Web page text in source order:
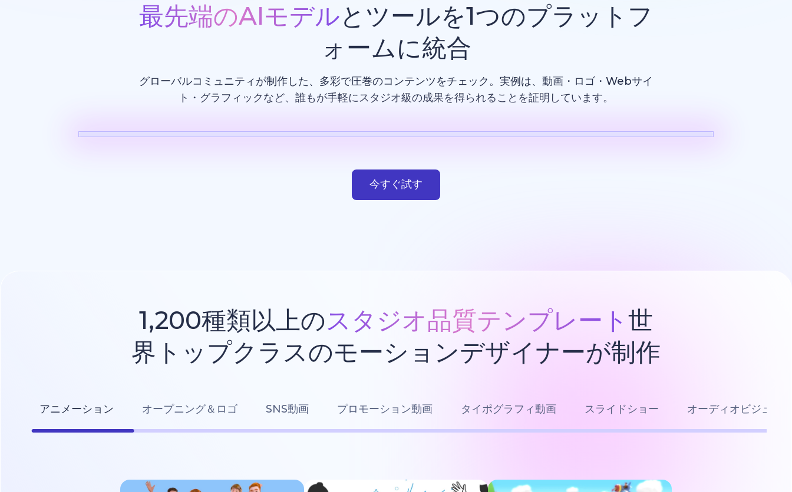
最先端のAIモデルとツールを1つのプラットフ
ォームに統合
グローバルコミュニティが制作した、多彩で圧巻のコンテンツをチェック。実例は、動画・ロゴ・Webサイ
ト・グラフィックなど、誰もが手軽にスタジオ級の成果を得られることを証明しています。
今すぐ試す
1,200種類以上のスタジオ品質テンプレート 世
界トップクラスのモーションデザイナーが制作
アニメーション オープニング＆ロゴ SNS動画 プロモーション動画 タイポグラフィ動画 スライドショー オーディオビジュア